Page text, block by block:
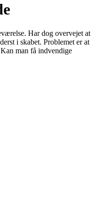
Har dog overvejet at
i skabet. Problemet er at
man få indvendige